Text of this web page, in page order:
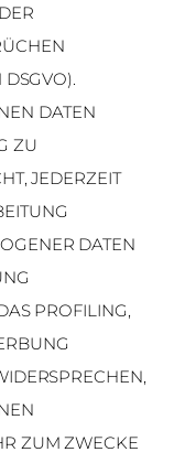
DSGVO).
DATEN
ZU
JEDERZEIT
DATEN
PROFILING,
ZUM ZWECKE